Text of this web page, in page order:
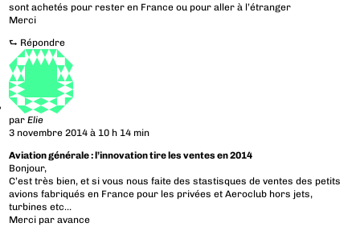
sont achetés pour rester en France ou pour aller à l’étranger
Merci
⮑ Répondre
parElie
3 novembre 2014 à 10 h 14 min
Aviation générale : l’innovation tire les ventes en 2014
Bonjour,
C’est très bien, et si vous nous faite des stastisques de ventes des petits
avions fabriqués en France pour les privées et Aeroclub hors jets,
turbines etc…
Merci par avance